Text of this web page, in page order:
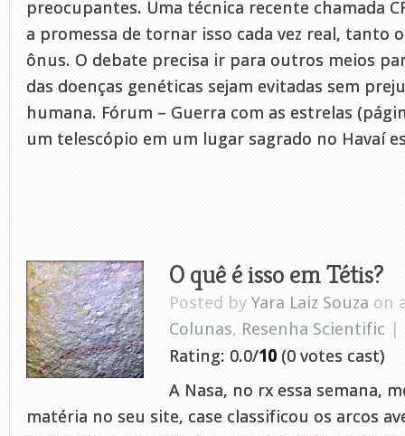
preocupantes. Uma técnica recente chamada
a promessa de tornar isso cada vez real, tanto
ônus. O debate precisa ir para outros meios
das doenças genéticas sejam evitadas sem
humana. Fórum – Guerra com as estrelas
um telescópio em um lugar sagrado no Havaí
O quê é isso em Tétis?
Posted by Yara Laiz Souza on
Colunas, Resenha Scientific |
Rating: 0.0/10 (0 votes cast)
A Nasa, no rx essa semana,
matéria no seu site, case classificou os arcos